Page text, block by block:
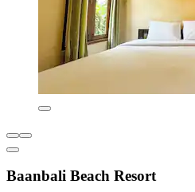
Baanbali Beach Resort